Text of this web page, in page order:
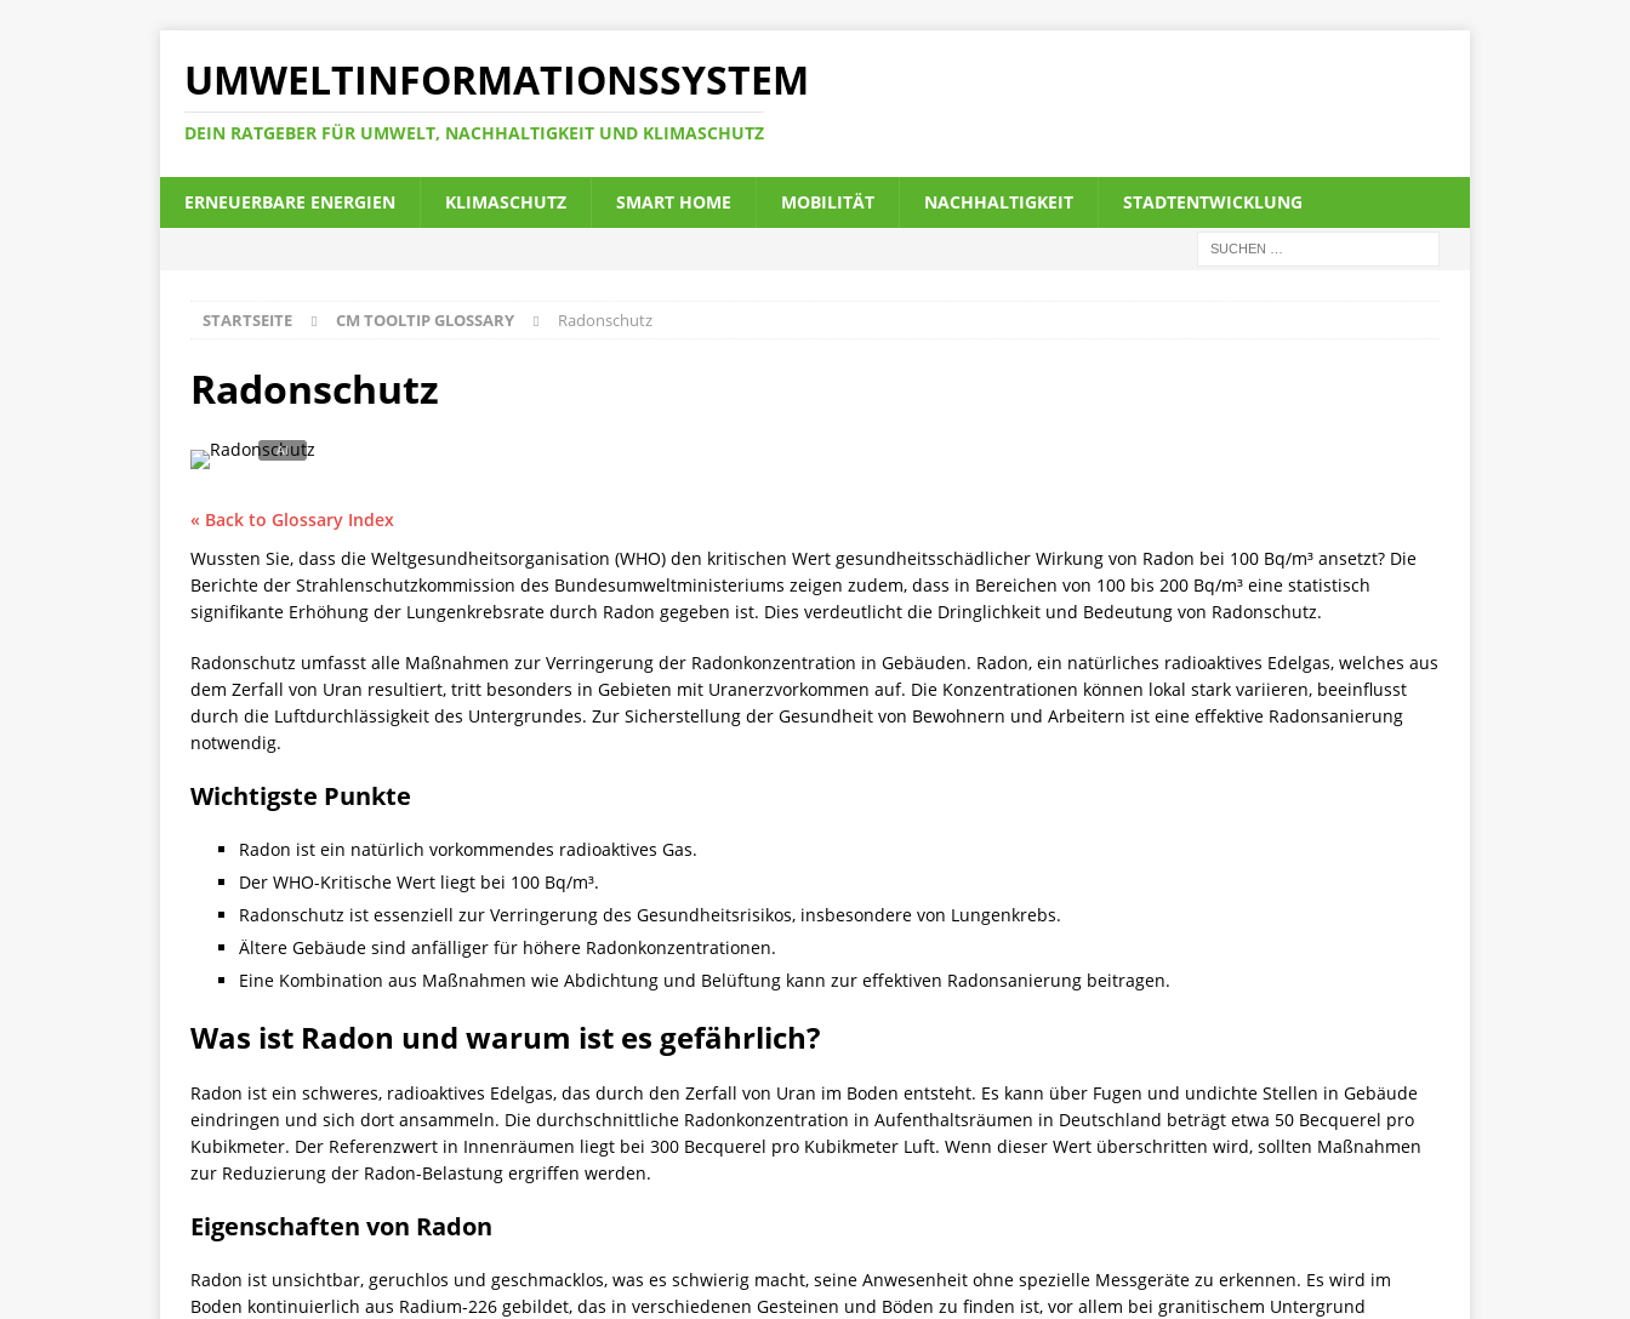
UMWELTINFORMATIONSSYSTEM
DEIN RATGEBER FÜR UMWELT, NACHHALTIGKEIT UND KLIMASCHUTZ
ERNEUERBARE ENERGIEN KLIMASCHUTZ SMART HOME MOBILITÄT NACHHALTIGKEIT STADTENTWICKLUNG
STARTSEITE CM TOOLTIP GLOSSARY Radonschutz
Radonschutz
« Back to Glossary Index
Wussten Sie, dass die Weltgesundheitsorganisation (WHO) den kritischen Wert gesundheitsschädlicher Wirkung von Radon bei 100 Bq/m³ ansetzt? Die
Berichte der Strahlenschutzkommission des Bundesumweltministeriums zeigen zudem, dass in Bereichen von 100 bis 200 Bq/m³ eine statistisch
signifikante Erhöhung der Lungenkrebsrate durch Radon gegeben ist. Dies verdeutlicht die Dringlichkeit und Bedeutung von Radonschutz.
Radonschutz umfasst alle Maßnahmen zur Verringerung der Radonkonzentration in Gebäuden. Radon, ein natürliches radioaktives Edelgas, welches aus
dem Zerfall von Uran resultiert, tritt besonders in Gebieten mit Uranerzvorkommen auf. Die Konzentrationen können lokal stark variieren, beeinflusst
durch die Luftdurchlässigkeit des Untergrundes. Zur Sicherstellung der Gesundheit von Bewohnern und Arbeitern ist eine effektive Radonsanierung
notwendig.
Wichtigste Punkte
Radon ist ein natürlich vorkommendes radioaktives Gas.
Der WHO-Kritische Wert liegt bei 100 Bq/m³.
Radonschutz ist essenziell zur Verringerung des Gesundheitsrisikos, insbesondere von Lungenkrebs.
Ältere Gebäude sind anfälliger für höhere Radonkonzentrationen.
Eine Kombination aus Maßnahmen wie Abdichtung und Belüftung kann zur effektiven Radonsanierung beitragen.
Was ist Radon und warum ist es gefährlich?
Radon ist ein schweres, radioaktives Edelgas, das durch den Zerfall von Uran im Boden entsteht. Es kann über Fugen und undichte Stellen in Gebäude
eindringen und sich dort ansammeln. Die durchschnittliche Radonkonzentration in Aufenthaltsräumen in Deutschland beträgt etwa 50 Becquerel pro
Kubikmeter. Der Referenzwert in Innenräumen liegt bei 300 Becquerel pro Kubikmeter Luft. Wenn dieser Wert überschritten wird, sollten Maßnahmen
zur Reduzierung der Radon-Belastung ergriffen werden.
Eigenschaften von Radon
Radon ist unsichtbar, geruchlos und geschmacklos, was es schwierig macht, seine Anwesenheit ohne spezielle Messgeräte zu erkennen. Es wird im
Boden kontinuierlich aus Radium-226 gebildet, das in verschiedenen Gesteinen und Böden zu finden ist, vor allem bei granitischem Untergrund